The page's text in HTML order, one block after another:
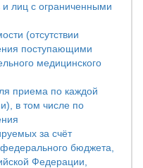
лиц с ограниченными
(отсутствии
поступающими
медицинского
приема по каждой
в том числе по
за счёт
бюджета,
Федерации,